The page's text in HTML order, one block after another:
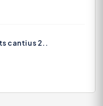
cantius 2..